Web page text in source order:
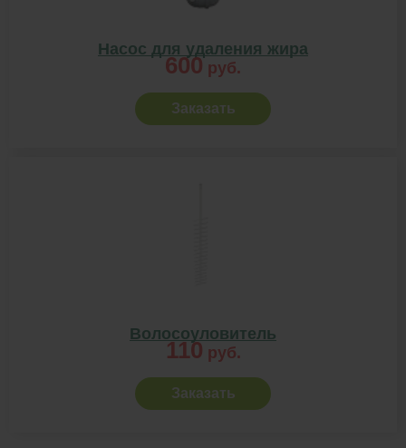
Насос для удаления жира
600 руб.
Заказать
Волосоуловитель
110 руб.
Заказать